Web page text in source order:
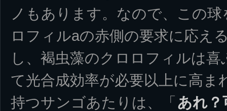
ノもあります。なので、この
ロフィルaの赤側の要求に応え
し、褐虫藻のクロロフィルは
て光合成効率が必要以上に高ま
持つサンゴあたりは、「あれ？